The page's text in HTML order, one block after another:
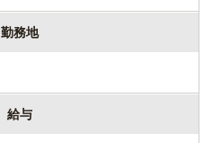
勤務地
給与